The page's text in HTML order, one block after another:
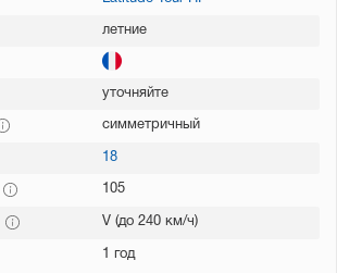
летние
уточняйте
симметричный
18
105
V (до 240 км/ч)
1 год